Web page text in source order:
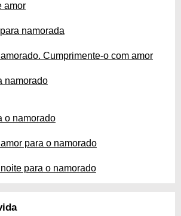
amor
namorada
Cumprimente-o com amor
namorado
o namorado
para o namorado
para o namorado